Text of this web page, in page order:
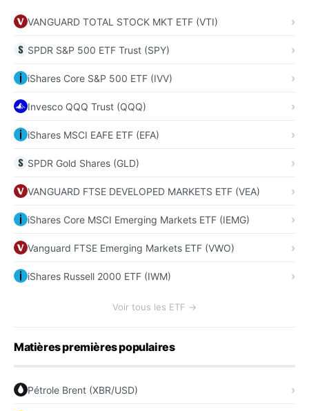
VANGUARD TOTAL STOCK MKT ETF (VTI)
SPDR S&P 500 ETF Trust (SPY)
iShares Core S&P 500 ETF (IVV)
Invesco QQQ Trust (QQQ)
iShares MSCI EAFE ETF (EFA)
SPDR Gold Shares (GLD)
VANGUARD FTSE DEVELOPED MARKETS ETF (VEA)
iShares Core MSCI Emerging Markets ETF (IEMG)
Vanguard FTSE Emerging Markets ETF (VWO)
iShares Russell 2000 ETF (IWM)
Voir tous les ETF →
Matières premières populaires
Pétrole Brent (XBR/USD)